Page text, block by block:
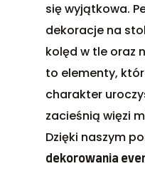
się wyjątkowa.
dekoracje na
kolęd w tle oraz
to elementy,
charakter
zacieśnią więzi
Dzięki naszym
dekorowania